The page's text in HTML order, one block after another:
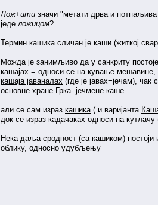
Лож+ити значи "метати дрва и
једе ложицом?
Термин кашика сличан је каши (житкој
Можда је занимљиво да у санкриту
кашајах = односи се на кување мешавине,
кашаја јаваналах (где је јавах=јечам),
основне хране Грка- јечмене каше
али се сам израз кашика ( и варијанта
док се израз кадачаках односи на кутлачу
Нека даља сродност (са кашиком) постоји
облику, односно удубљењу